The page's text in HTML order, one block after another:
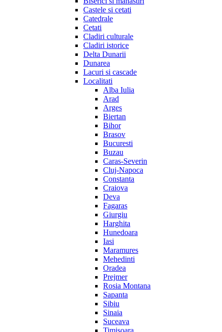
Castele si cetati
Catedrale
Cetati
Cladiri culturale
Cladiri istorice
Delta Dunarii
Dunarea
Lacuri si cascade
Localitati
Alba Iulia
Arad
Arges
Biertan
Bihor
Brasov
Bucuresti
Buzau
Caras-Severin
Cluj-Napoca
Constanta
Craiova
Deva
Fagaras
Giurgiu
Harghita
Hunedoara
Iasi
Maramures
Mehedinti
Oradea
Prejmer
Rosia Montana
Sapanta
Sibiu
Sinaia
Suceava
Timisoara